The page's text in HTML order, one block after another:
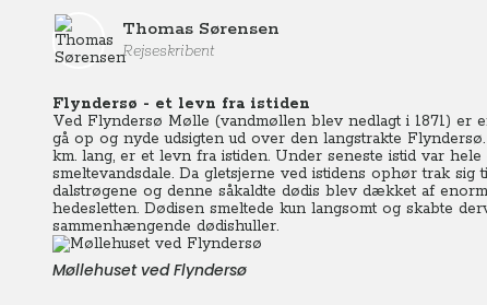
Thomas Sørensen
Rejseskribent
Flyndersø - et levn fra istiden
Ved Flyndersø Mølle (vandmøllen blev nedlagt i 1871) er
gå op og nyde udsigten ud over den langstrakte
km. lang, er et levn fra istiden. Under seneste istid var
smeltevandsdale. Da gletsjerne ved istidens ophør trak
dalstrøgene og denne såkaldte dødis blev dækket af
hedesletten. Dødisen smeltede kun langsomt og skabte
sammenhængende dødishuller.
Møllehuset ved Flyndersø